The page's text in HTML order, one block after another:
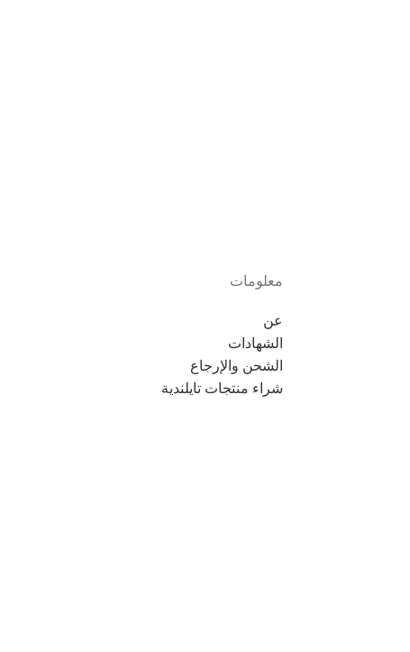
معلومات
عن
الشهادات
الشحن والإرجاع
شراء منتجات تايلندية